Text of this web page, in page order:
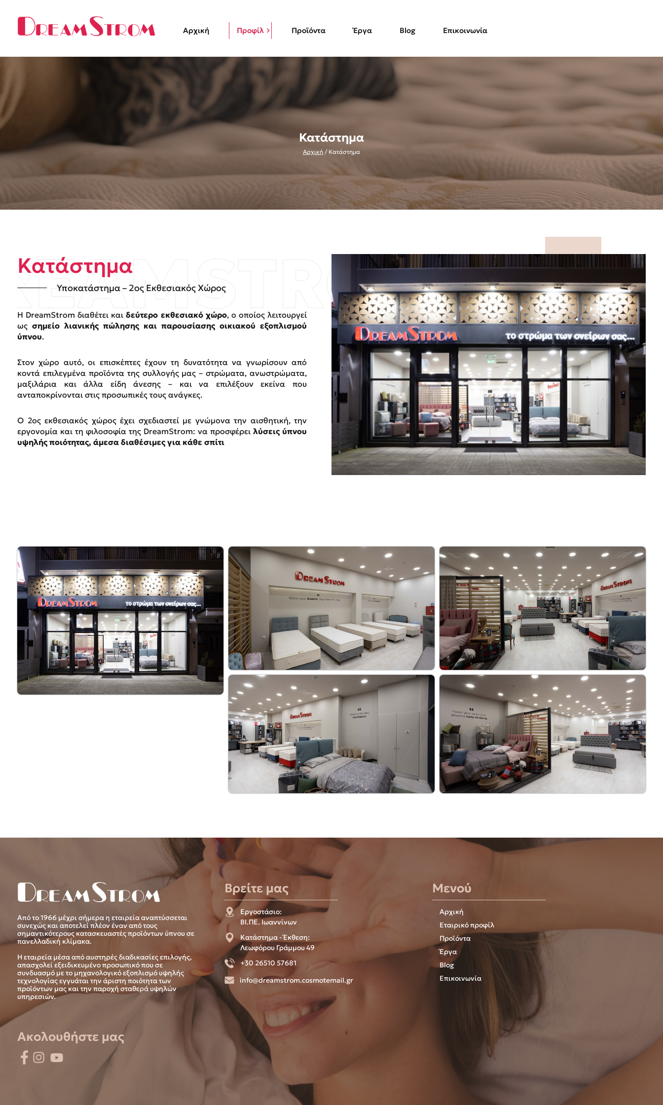
Αρχική Προφίλ Προϊόντα Έργα Blog Επικοινωνία
Κατάστημα
Αρχική / Κατάστημα
Κατάστημα
Υποκατάστημα – 2ος Εκθεσιακός Χώρος
Η DreamStrom διαθέτει καιδεύτερο εκθεσιακό χώρο, ο οποίος λειτουργεί
ως σημείο λιανικής πώλησης και παρουσίασης οικιακού εξοπλισμού
ύπνου.
Στον χώρο αυτό, οι επισκέπτες έχουν τη δυνατότητα να γνωρίσουν από
κοντά επιλεγμένα προϊόντα της συλλογής μας – στρώματα, ανωστρώματα,
μαξιλάρια και άλλα είδη άνεσης – και να επιλέξουν εκείνα που
ανταποκρίνονται στις προσωπικές τους ανάγκες.
Ο 2ος εκθεσιακός χώρος έχει σχεδιαστεί με γνώμονα την αισθητική, την
εργονομία και τη φιλοσοφία της DreamStrom: να προσφέρει λύσεις ύπνου
υψηλής ποιότητας, άμεσα διαθέσιμες για κάθε σπίτι
Από το 1966 μέχρι σήμερα η εταιρεία αναπτύσσεται
συνεχώς και αποτελεί πλέον έναν από τους
σημαντικότερους κατασκευαστές προϊόντων ύπνου σε
πανελλαδική κλίμακα.
Η εταιρεία μέσα από αυστηρές διαδικασίες επιλογής,
απασχολεί εξειδικευμένο προσωπικό που σε
συνδυασμό με το μηχανολογικό εξοπλισμό υψηλής
τεχνολογίας εγγυάται την άριστη ποιότητα των
προϊόντων μας και την παροχή σταθερά υψηλών
υπηρεσιών.
Ακολουθήστε μας
Βρείτε μας
Εργοστάσιο:
ΒΙ.ΠΕ. Ιωαννίνων
Κατάστημα - Έκθεση:
Λεωφόρου Γράμμου 49
+30 26510 57681
info@dreamstrom.cosmotemail.gr
Μενού
Αρχική
Εταιρικό προφίλ
Προϊόντα
Έργα
Blog
Επικοινωνία